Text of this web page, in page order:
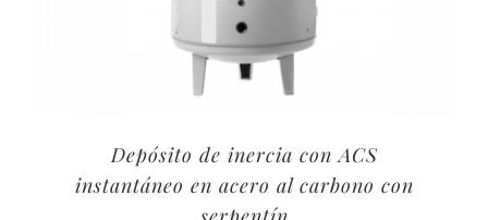
Depósito de inercia con ACS
instantáneo en acero al carbono con